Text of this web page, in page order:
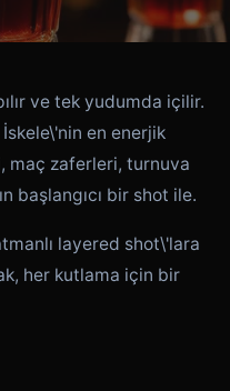
ve tek yudumda içilir.
en enerjik
maç zaferleri, turnuva
başlangıcı bir shot ile.
layered shot\'lara
her kutlama için bir